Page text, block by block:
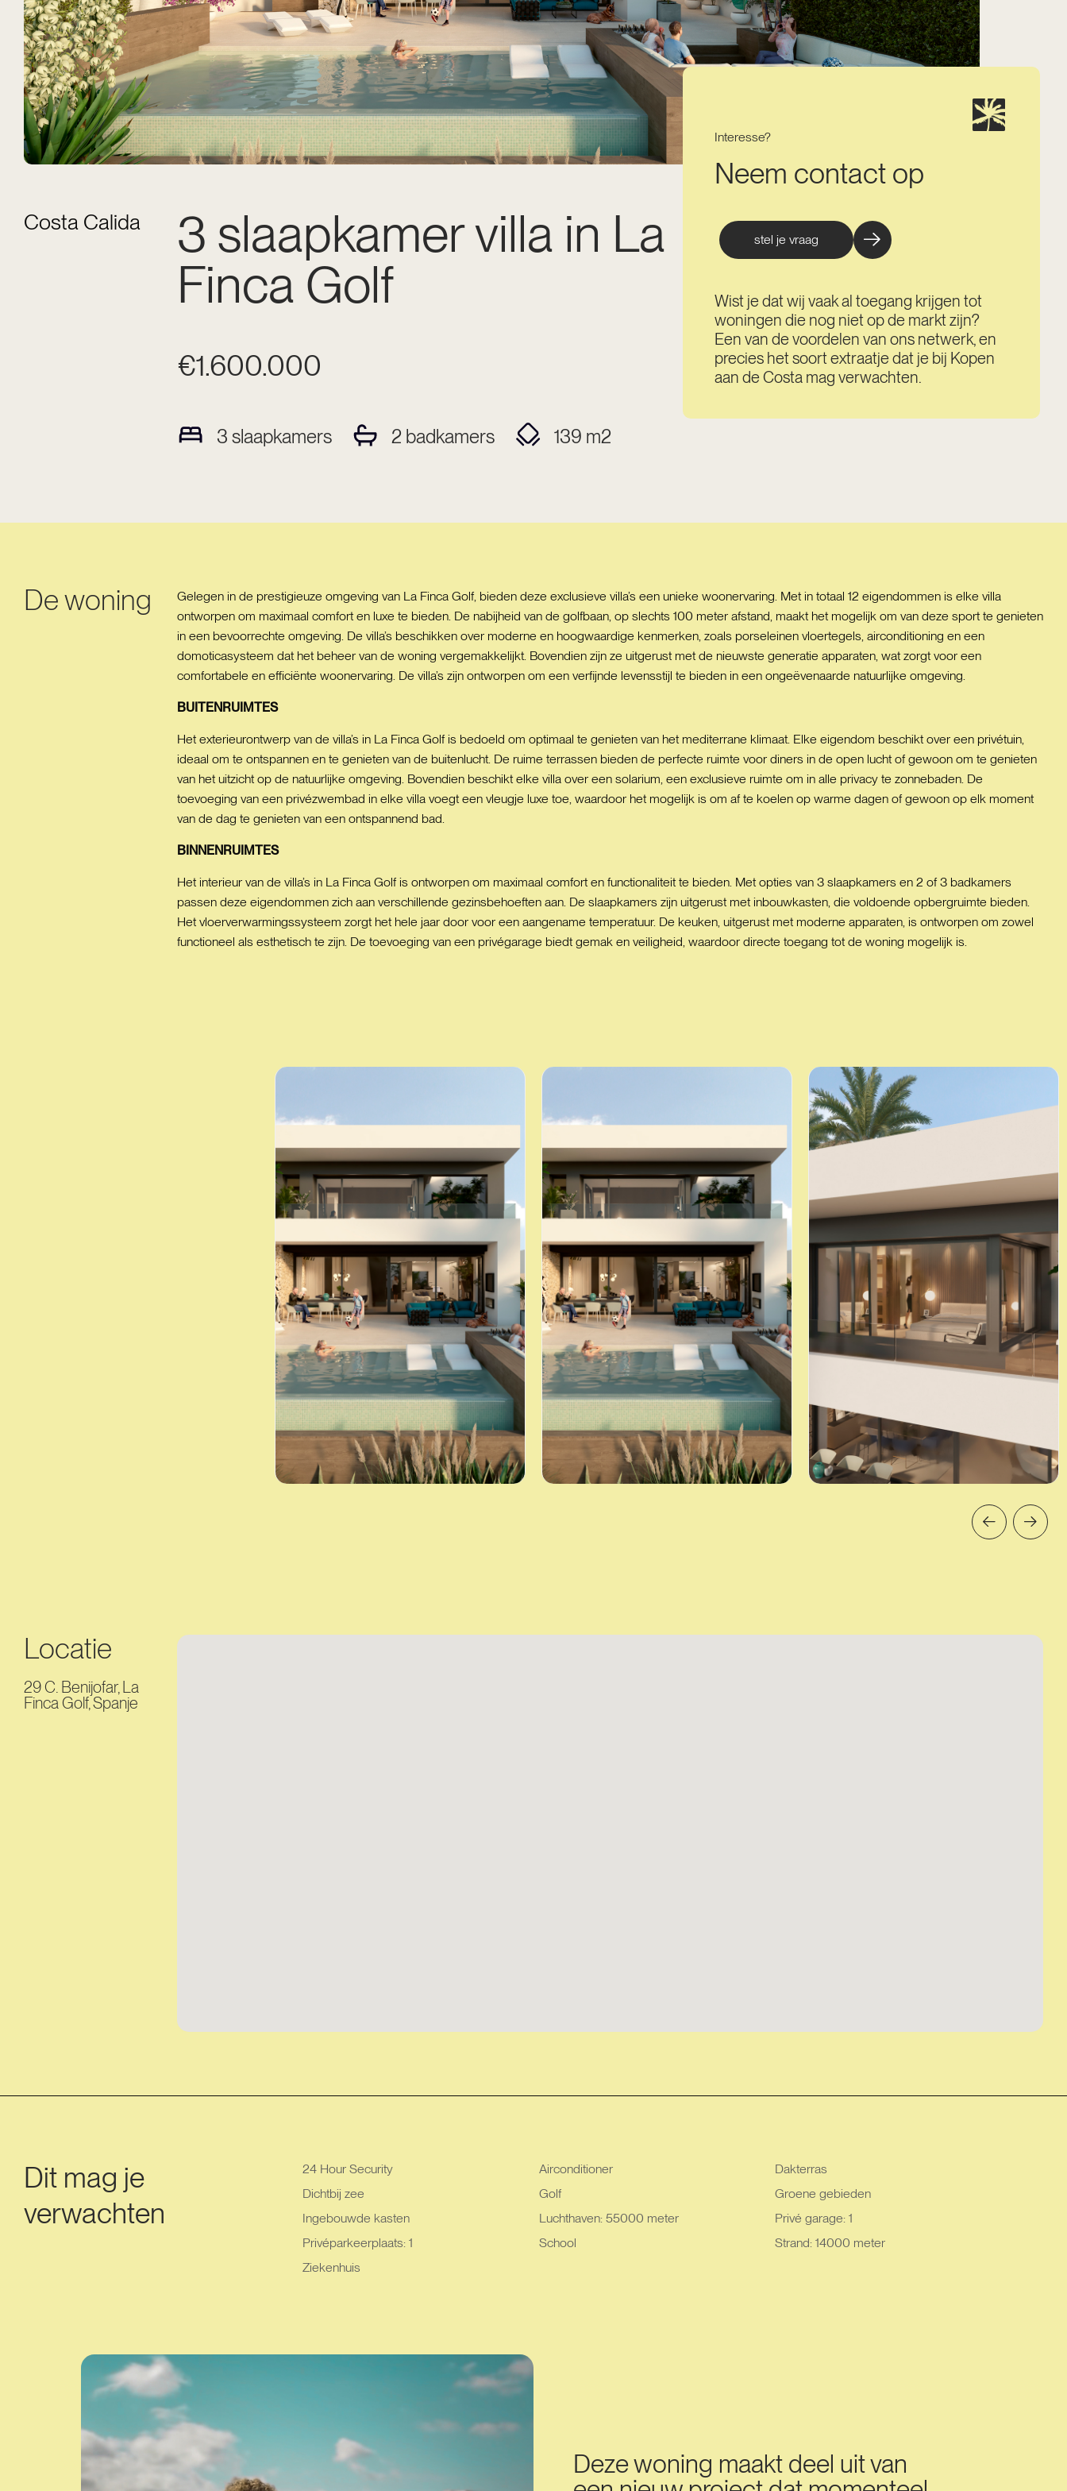
Costa Calida
3 slaapkamer villa in La
Finca Golf
€1.600.000
3 slaapkamers 2 badkamers 139 m2
Interesse?
Neem contact op
stel je vraag
Wist je dat wij vaak al toegang krijgen tot
woningen die nog niet op de markt zijn?
Een van de voordelen van ons netwerk, en
precies het soort extraatje dat je bij Kopen
aan de Costa mag verwachten.
De woning
Gelegen in de prestigieuze omgeving van La Finca Golf, bieden deze exclusieve villa’s een unieke woonervaring. Met in totaal 12 eigendommen is elke villa
ontworpen om maximaal comfort en luxe te bieden. De nabijheid van de golfbaan, op slechts 100 meter afstand, maakt het mogelijk om van deze sport te genieten
in een bevoorrechte omgeving. De villa’s beschikken over moderne en hoogwaardige kenmerken, zoals porseleinen vloertegels, airconditioning en een
domoticasysteem dat het beheer van de woning vergemakkelijkt. Bovendien zijn ze uitgerust met de nieuwste generatie apparaten, wat zorgt voor een
comfortabele en efficiënte woonervaring. De villa’s zijn ontworpen om een verfijnde levensstijl te bieden in een ongeëvenaarde natuurlijke omgeving.
BUITENRUIMTES
Het exterieurontwerp van de villa’s in La Finca Golf is bedoeld om optimaal te genieten van het mediterrane klimaat. Elke eigendom beschikt over een privétuin,
ideaal om te ontspannen en te genieten van de buitenlucht. De ruime terrassen bieden de perfecte ruimte voor diners in de open lucht of gewoon om te genieten
van het uitzicht op de natuurlijke omgeving. Bovendien beschikt elke villa over een solarium, een exclusieve ruimte om in alle privacy te zonnebaden. De
toevoeging van een privézwembad in elke villa voegt een vleugje luxe toe, waardoor het mogelijk is om af te koelen op warme dagen of gewoon op elk moment
van de dag te genieten van een ontspannend bad.
BINNENRUIMTES
Het interieur van de villa’s in La Finca Golf is ontworpen om maximaal comfort en functionaliteit te bieden. Met opties van 3 slaapkamers en 2 of 3 badkamers
passen deze eigendommen zich aan verschillende gezinsbehoeften aan. De slaapkamers zijn uitgerust met inbouwkasten, die voldoende opbergruimte bieden.
Het vloerverwarmingssysteem zorgt het hele jaar door voor een aangename temperatuur. De keuken, uitgerust met moderne apparaten, is ontworpen om zowel
functioneel als esthetisch te zijn. De toevoeging van een privégarage biedt gemak en veiligheid, waardoor directe toegang tot de woning mogelijk is.
Locatie
29 C. Benijofar, La
Finca Golf, Spanje
Dit mag je
verwachten
24 Hour Security Airconditioner
Dakterras
Dichtbij zee
Golf
Groene gebieden
Ingebouwde kasten
Luchthaven: 55000 meter
Privé garage: 1
Privéparkeerplaats: 1
School
Strand: 14000 meter
Ziekenhuis
Deze woning maakt deel uit van